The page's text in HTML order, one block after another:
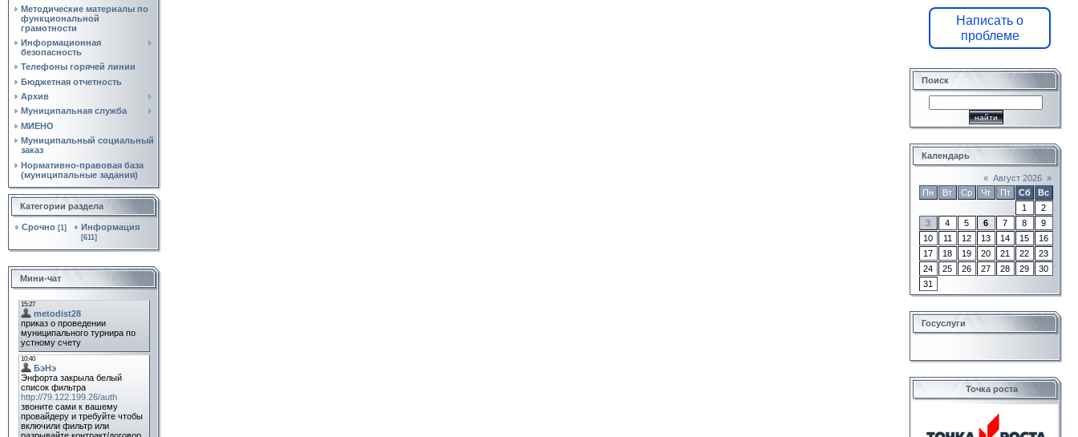
Методические материалы по
функциональной
грамотности
Информационная
безопасность
Телефоны горячей линии
Бюджетная отчетность
Архив
Муниципальная служба
МИЕНО
Муниципальный социальный
заказ
Нормативно‑правовая база
(муниципальные задания)
Категории раздела
Срочно [1] Информация
[611]
Мини-чат
Написать о
проблеме
Поиск
Календарь
« Август 2026 »
Пн
Вт Ср Чт Пт Сб
Вс
1
2
3
4 5 6 7 8
9
10
11 12 13 14 15
16
17
18 19 20 21 22
23
24
25 26 27 28 29
30
31
Госуслуги
Точка роста